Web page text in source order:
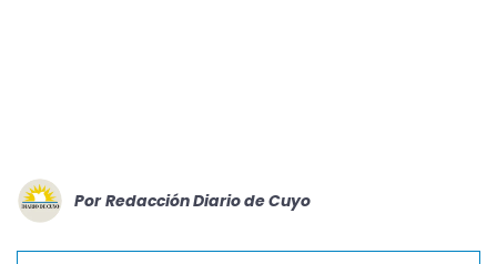
Por Redacción Diario de Cuyo